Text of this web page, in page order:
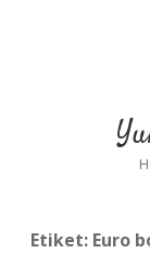
Etiket: Euro